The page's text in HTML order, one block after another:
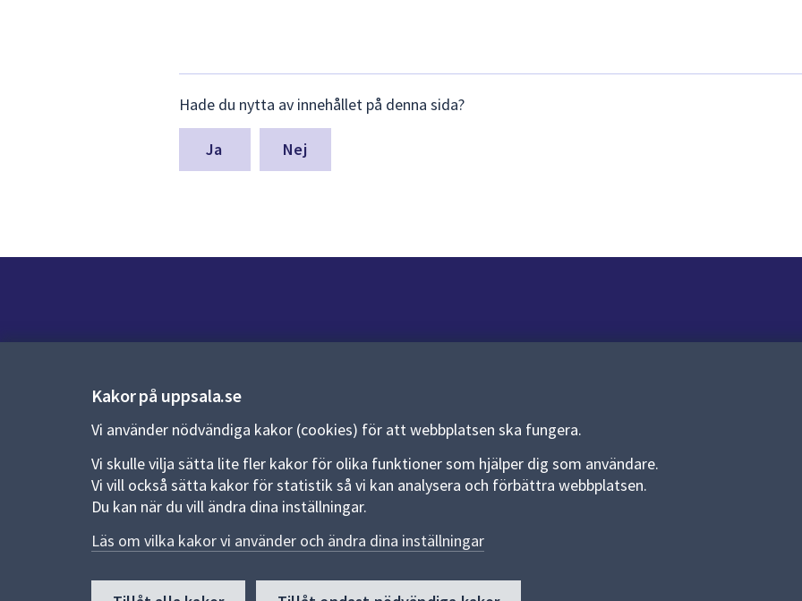
Kakor på uppsala.se
Vi använder nödvändiga kakor (cookies) för att webbplatsen ska fungera.
Vi skulle vilja sätta lite fler kakor för olika funktioner som hjälper dig som användare.
Vi vill också sätta kakor för statistik så vi kan analysera och förbättra webbplatsen.
Du kan när du vill ändra dina inställningar.
Läs om vilka kakor vi använder och ändra dina inställningar
synpunkter
för
denna
Hade du nytta av innehållet på denna sida?
Nej
Kontaktcenter:018-727 00 00
E-post:uppsala.kommun@uppsala.se
Fler kontaktvägar
Pressrum
Nyheter och pressmeddelanden
Allmänna handlingar och diarium
Behandling av personuppgifter
Kakor
Språk (other languages)